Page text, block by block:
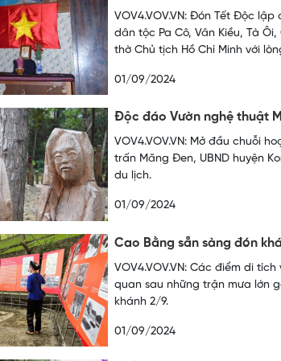
VOV4.VOV.VN: Đón Tết Độc
dân tộc Pa Cô, Vân Kiều, Tà
thờ Chủ tịch Hồ Chí Minh với
01/09/2024
Độc đáo Vườn nghệ thuật
VOV4.VOV.VN: Mở đầu chuỗi
trấn Măng Đen, UBND huyện
du lịch.
01/09/2024
Cao Bằng sẵn sàng đón
VOV4.VOV.VN: Các điểm di
quan sau những trận mưa lớn
khánh 2/9.
01/09/2024